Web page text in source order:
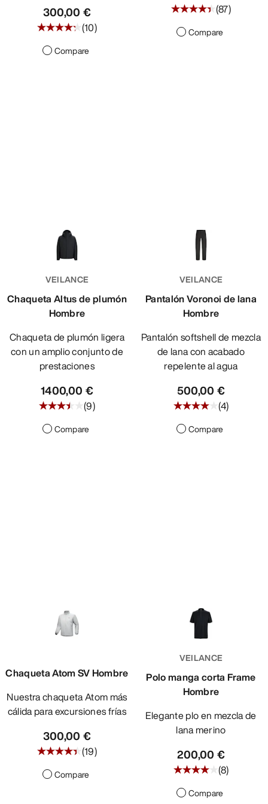
300,00 €
(10)
Compare
(87)
Compare
VEILANCE
Chaqueta Altus de plumón
Hombre
Chaqueta de plumón ligera
con un amplio conjunto de
prestaciones
1400,00 €
(9)
Compare
VEILANCE
Pantalón Voronoi de lana
Hombre
Pantalón softshell de mezcla
de lana con acabado
repelente al agua
500,00 €
(4)
Compare
Chaqueta Atom SV Hombre
Nuestra chaqueta Atom más
cálida para excursiones frías
300,00 €
(19)
Compare
VEILANCE
Polo manga corta Frame
Hombre
Elegante plo en mezcla de
lana merino
200,00 €
(8)
Compare